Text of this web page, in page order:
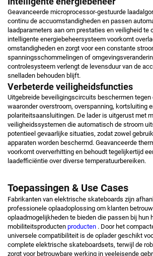
Geavanceerde microprocessor-gestuurde
continu de accuomstandigheden en passen
laadparameters aan om prestaties en veiligheid te
intelligente energiebeheersysteem voorkomt
omstandigheden en zorgt voor een constante
spanningsschommelingen of
controlesysteem verlengt de levensduur van de
snelladen behouden blijft.
Verbeterde veiligheidsfuncties
Uitgebreide beveiligingscircuits beschermen tegen
waaronder overstroom, overspanning, kortsluiting
polariteitsaansluitingen. De lader is uitgerust met
veiligheidssystemen die automatisch de stroom
potentieel gevaarlijke situaties, zodat zowel
apparaten worden beschermd. Geavanceerde
voorkomt oververhitting en behoudt tegelijkertijd
laadefficiëntie over diverse temperatuurbereiken.
Toepassingen & Use Cases
Fabrikanten van elektrische skateboards zijn
professionele oplaadoplossing om klanten
oplaadmogelijkheden te bieden die passen bij hun
mobiliteitsproducten producten . Door het
universele compatibiliteit is de oplader geschikt
complete elektrische skateboardsets, terwijl de
zorgt voor betrouwbare werking in veeleisende